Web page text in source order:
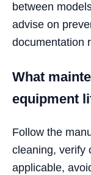
between
advise on
documentation
What
equipment
Follow the
cleaning, verify
applicable,